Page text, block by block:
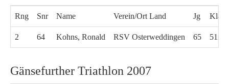
Rng Snr Name Verein/Ort Land Jg
2 64 Kohns, Ronald RSV Osterweddingen 65 51m
Gänsefurther Triathlon 2007